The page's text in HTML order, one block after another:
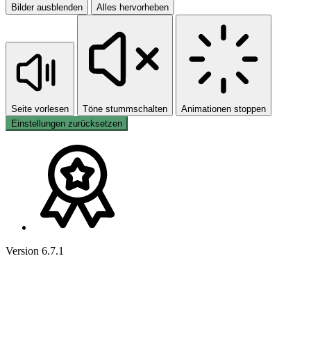
Bilder ausblenden Alles hervorheben
Seite vorlesen Töne stummschalten
Animationen stoppen
Einstellungen zurücksetzen
Version 6.7.1